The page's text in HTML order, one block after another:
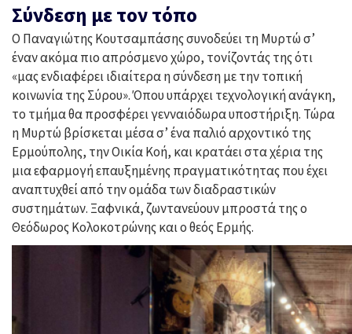
Σύνδεση με τον τόπο
Ο Παναγιώτης Κουτσαμπάσης συνοδεύει τη Μυρτώ σ’
έναν ακόμα πιο απρόσμενο χώρο, τονίζοντάς της ότι
«μας ενδιαφέρει ιδιαίτερα η σύνδεση με την τοπική
κοινωνία της Σύρου». Όπου υπάρχει τεχνολογική ανάγκη,
το τμήμα θα προσφέρει γενναιόδωρα υποστήριξη. Τώρα
η Μυρτώ βρίσκεται μέσα σ’ ένα παλιό αρχοντικό της
Ερμούπολης, την Οικία Κοή, και κρατάει στα χέρια της
μια εφαρμογή επαυξημένης πραγματικότητας που έχει
αναπτυχθεί από την ομάδα των διαδραστικών
συστημάτων. Ξαφνικά, ζωντανεύουν μπροστά της ο
Θεόδωρος Κολοκοτρώνης και ο θεός Ερμής.